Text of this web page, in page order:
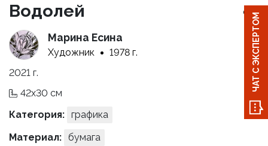
Водолей
Марина Есина
Художник
1978 г.
2021 г.
42x30 см
Категория: графика
Материал: бумага
ЧАТ С ЭКСПЕРТОМ